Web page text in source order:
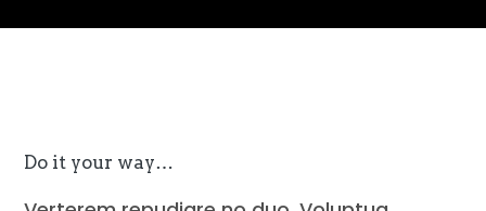
Do it your way…